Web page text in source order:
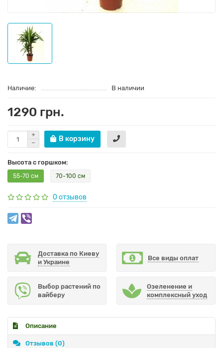
Наличие: В наличии
1290 грн.
В корзину
Высота с горшком:
55-70 см 70-100 см
0 отзывов
Доставка по Киеву
и Украине
Все виды оплат
Выбор растений по
вайберу
Озеленение и
комплексный уход
Описание
Отзывов (0)